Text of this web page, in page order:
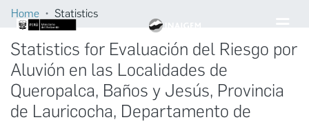
Home Statistics
Statistics for Evaluación del Riesgo por
Aluvión en las Localidades de
Queropalca, Baños y Jesús, Provincia
de Lauricocha, Departamento de